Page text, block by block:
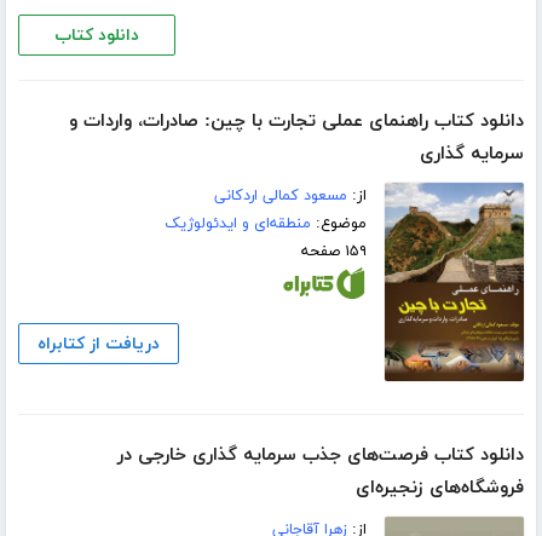
دانلود کتاب
دانلود کتاب راهنمای عملی تجارت با چین: صادرات، واردات و
سرمایه گذاری
از: مسعود کمالی اردکانی
موضوع: منطقه‌ای و ایدئولوژیک
۱۵۹ صفحه
دریافت از کتابراه
دانلود کتاب فرصت‌های جذب سرمایه گذاری خارجی در
فروشگاه‌های زنجیره‌ای
از:زهرا آقاجانی